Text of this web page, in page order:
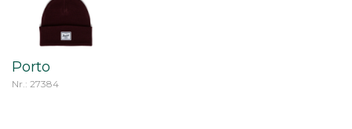
Porto
Nr.: 27384